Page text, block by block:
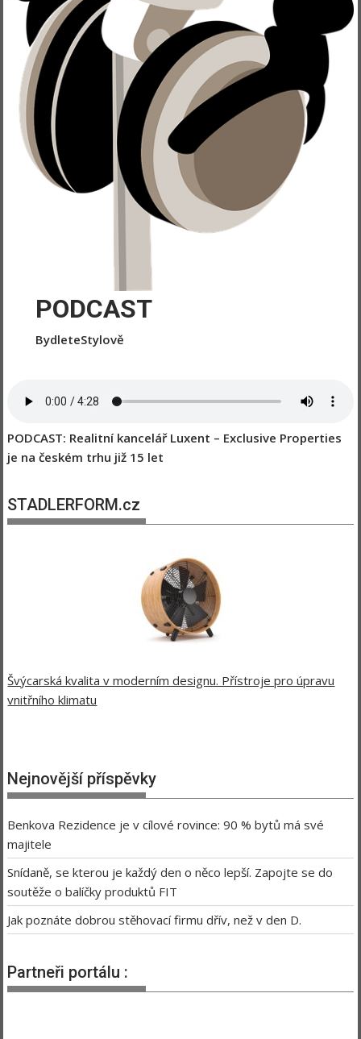
PODCAST
BydleteStylově
PODCAST: Realitní kancelář Luxent – Exclusive Properties
je na českém trhu již 15 let
STADLERFORM.cz
Švýcarská kvalita v moderním designu. Přístroje pro úpravu
vnitřního klimatu
Nejnovější příspěvky
Benkova Rezidence je v cílové rovince: 90 % bytů má své
majitele
Snídaně, se kterou je každý den o něco lepší. Zapojte se do
soutěže o balíčky produktů FIT
Jak poznáte dobrou stěhovací firmu dřív, než v den D.
Partneři portálu :